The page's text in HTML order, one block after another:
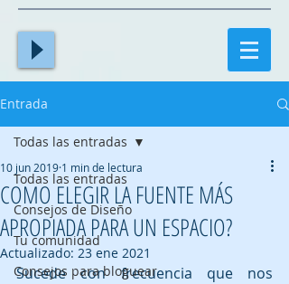
Entrada
Todas las entradas
Consejos de Diseño
Tu comunidad
Consejos para bloguear
Todas las entradas
COMO ELEGIR LA FUENTE MÁS
APROPIADA PARA UN ESPACIO?
10 jun 2019 1 min de lectura
Actualizado: 23 ene 2021
Sucede con frecuencia que nos